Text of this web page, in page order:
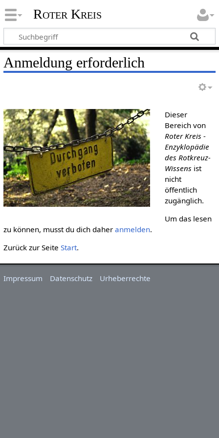
Roter Kreis
Anmeldung erforderlich
Dieser
Bereich von
Roter Kreis -
Enzyklopädie
des Rotkreuz-
Wissens ist
nicht
öffentlich
zugänglich.
Um das lesen
zu können, musst du dich daher anmelden.
Zurück zur Seite Start.
Impressum Datenschutz Urheberrechte